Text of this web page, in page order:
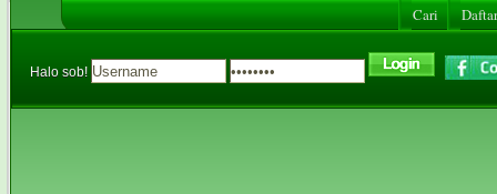
Cari
Halo sob!